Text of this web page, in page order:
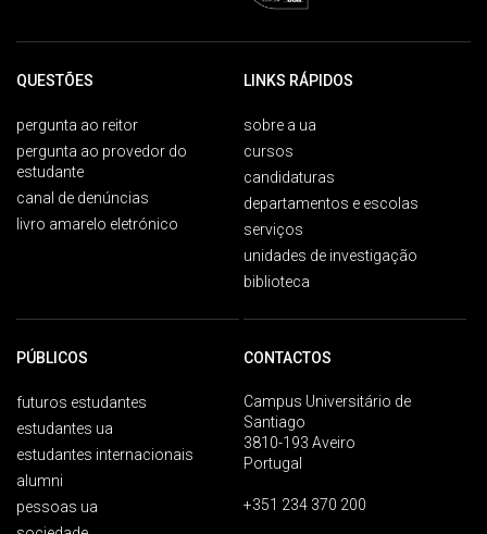
QUESTÕES
pergunta ao reitor
pergunta ao provedor do
estudante
canal de denúncias
livro amarelo eletrónico
LINKS RÁPIDOS
sobre a ua
cursos
candidaturas
departamentos e escolas
serviços
unidades de investigação
biblioteca
PÚBLICOS
futuros estudantes
estudantes ua
estudantes internacionais
alumni
pessoas ua
CONTACTOS
Campus Universitário de
Santiago
3810-193 Aveiro
Portugal
+351 234 370 200